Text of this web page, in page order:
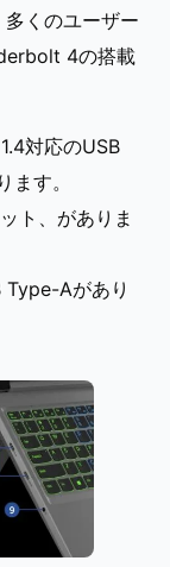
くのユーザー
4の搭載
対応のUSB
す。
ト、がありま
Aがあり